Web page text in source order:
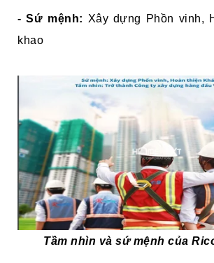
- Sứ mệnh: Xây dựng Phồn vinh,
khao
Tầm nhìn và sứ mệnh của